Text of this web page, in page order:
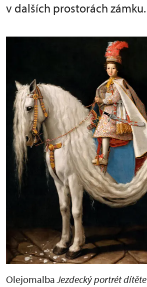
v dalších prostorách zámku.
Olejomalba Jezdecký portrét dítěte